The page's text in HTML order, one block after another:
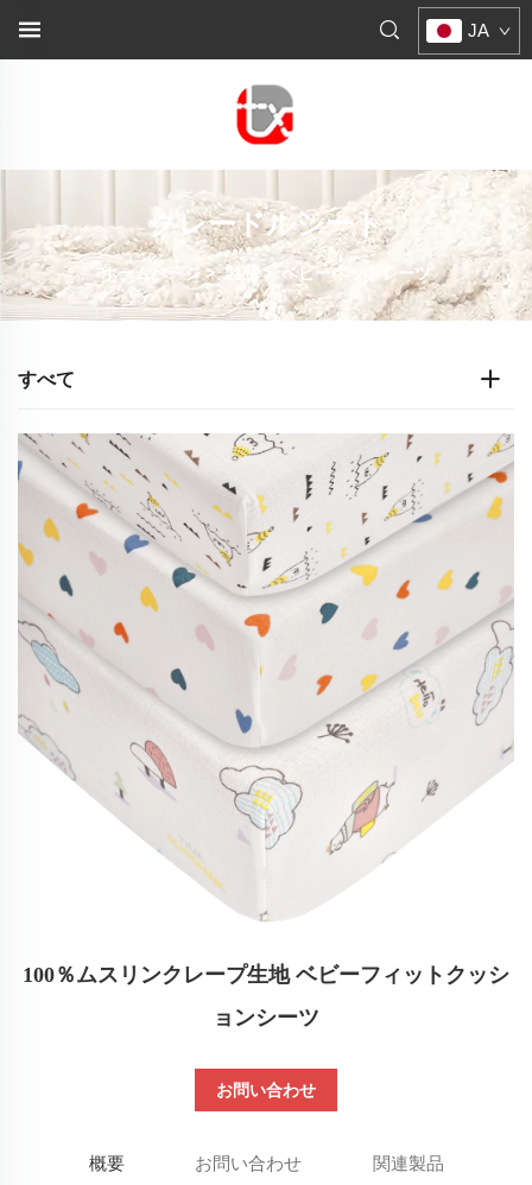
JA
クレードルシート
ホームページ>製品 > ベビーベッドシーツ
すべて
100％ムスリンクレープ生地 ベビーフィットクッシ
ョンシーツ
お問い合わせ
概要 お問い合わせ 関連製品